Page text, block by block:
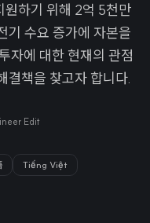
원하기 위해 2억 5천만
기 수요 증가에 자본을
자에 대한 현재의 관점
결책을 찾고자 합니다.
Edit
Tiếng Việt